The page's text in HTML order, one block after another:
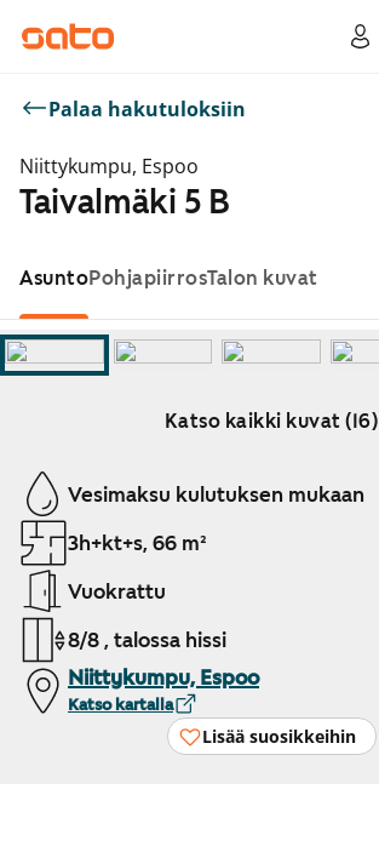
Palaa hakutuloksiin
Niittykumpu, Espoo
Taivalmäki 5 B
AsuntoPohjapiirrosTalon kuvat
Katso kaikki kuvat (16)
Näytetään dia 1 / 16
Vesimaksu kulutuksen mukaan
3h+kt+s, 66 m²
Vuokrattu
8/8 , talossa hissi
Niittykumpu, Espoo
Katso kartalla
Lisää suosikkeihin